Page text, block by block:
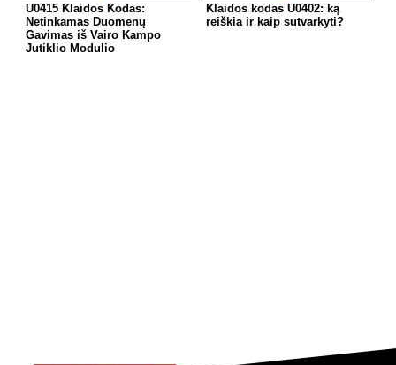
U0415 Klaidos Kodas:
Netinkamas Duomenų
Gavimas iš Vairo Kampo
Jutiklio Modulio
Klaidos kodas U0402: ką
reiškia ir kaip sutvarkyti?